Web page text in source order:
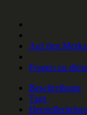
Auf den
Fragen zu
Beschreibung
Tags